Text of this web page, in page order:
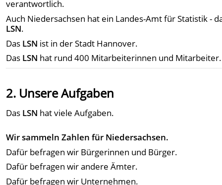
verantwortlich.
Auch Niedersachsen hat ein Landes-Amt für Statistik -
LSN.
Das LSN ist in der Stadt Hannover.
Das LSN hat rund 400 Mitarbeiterinnen und Mitarbeiter.
2. Unsere Aufgaben
Das LSN hat viele Aufgaben.
Wir sammeln Zahlen für Niedersachsen.
Dafür befragen wir Bürgerinnen und Bürger.
Dafür befragen wir andere Ämter.
Dafür befragen wir Unternehmen.